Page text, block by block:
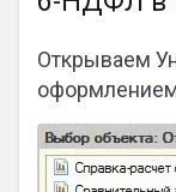
Открываем